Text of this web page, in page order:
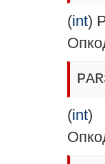
(int)
(int)